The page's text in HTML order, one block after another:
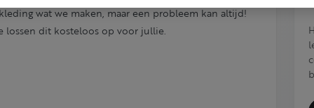
wat we maken, maar een probleem kan altijd!
dit kosteloos op voor jullie.